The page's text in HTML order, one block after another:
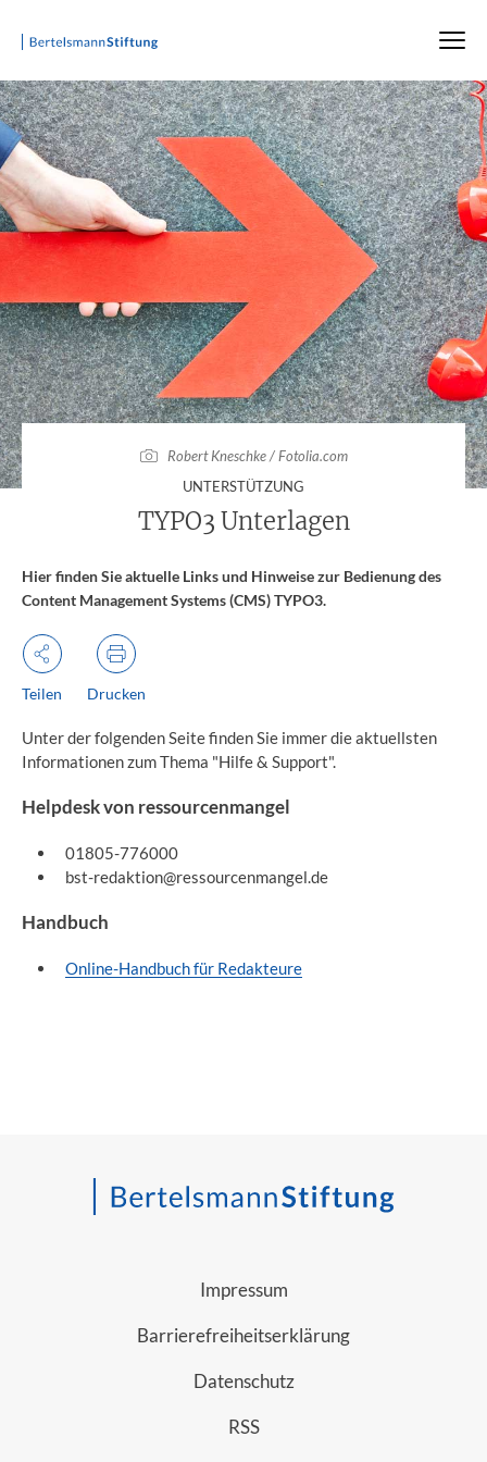
Robert Kneschke / Fotolia.com
UNTERSTÜTZUNG
TYPO3 Unterlagen
Hier finden Sie aktuelle Links und Hinweise zur Bedienung des
Content Management Systems (CMS) TYPO3.
Teilen Drucken
Unter der folgenden Seite finden Sie immer die aktuellsten
Informationen zum Thema "Hilfe & Support".
Helpdesk von ressourcenmangel
01805-776000
bst-redaktion@ressourcenmangel.de
Handbuch
Online-Handbuch für Redakteure
Impressum
Barrierefreiheitserklärung
Datenschutz
RSS